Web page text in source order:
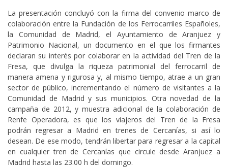
La presentación concluyó con la firma del convenio marco de
colaboración entre la Fundación de los Ferrocarriles Españoles,
la Comunidad de Madrid, el Ayuntamiento de Aranjuez y
Patrimonio Nacional, un documento en el que los firmantes
declaran su interés por colaborar en la actividad del Tren de la
Fresa, que divulga la riqueza patrimonial del ferrocarril de
manera amena y rigurosa y, al mismo tiempo, atrae a un gran
sector de público, incrementando el número de visitantes a la
Comunidad de Madrid y sus municipios. Otra novedad de la
campaña de 2012, y muestra adicional de la colaboración de
Renfe Operadora, es que los viajeros del Tren de la Fresa
podrán regresar a Madrid en trenes de Cercanías, si así lo
desean. De ese modo, tendrán libertar para regresar a la capital
en cualquier tren de Cercanías que circule desde Aranjuez a
Madrid hasta las 23.00 h del domingo.